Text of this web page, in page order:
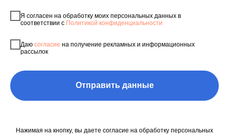
Я согласен на обработку моих персональных данных в
соответствии с Политикой конфиденциальности
Даю согласие на получение рекламных и информационных
рассылок
Отправить данные
Нажимая на кнопку, вы даете согласие на обработку персональных